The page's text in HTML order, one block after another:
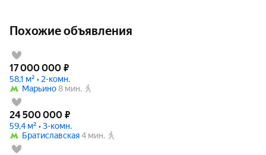
Похожие объявления
17 000 000 ₽
58,1 м² • 2-комн.
Марьино8 мин.
24 500 000 ₽
59,4 м² • 3-комн.
Братиславская4 мин.